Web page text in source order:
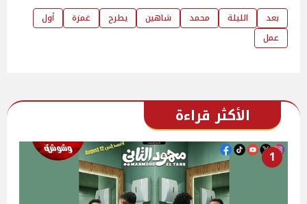
بعد الليلة محمد شاهين يطرح غمزة
أول
عمل
الأكثر قراءة
1